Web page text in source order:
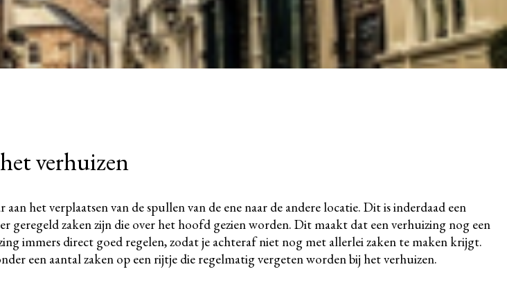
verhuizen
het verplaatsen van de spullen van de ene naar de andere locatie. Dit is inderdaad een
geregeld zaken zijn die over het hoofd gezien worden. Dit maakt dat een verhuizing nog een
immers direct goed regelen, zodat je achteraf niet nog met allerlei zaken te maken krijgt.
een aantal zaken op een rijtje die regelmatig vergeten worden bij het verhuizen.